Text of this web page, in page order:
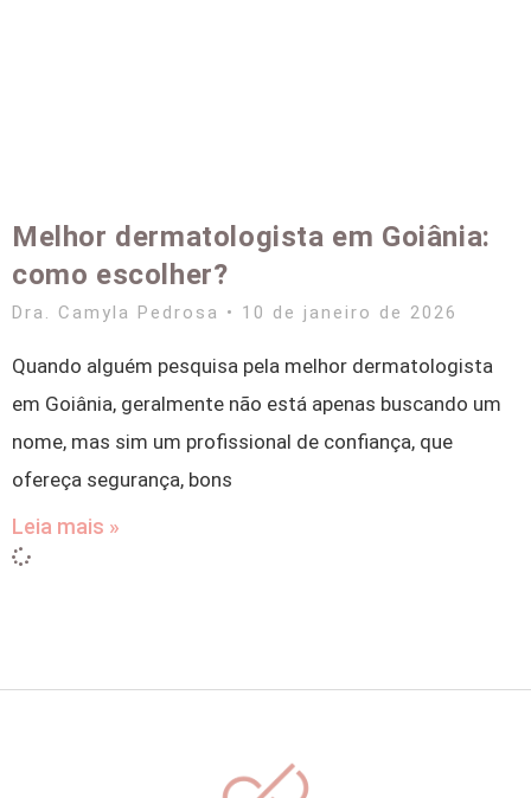
Melhor dermatologista em Goiânia:
como escolher?
Dra. Camyla Pedrosa 10 de janeiro de 2026
Quando alguém pesquisa pela melhor dermatologista
em Goiânia, geralmente não está apenas buscando um
nome, mas sim um profissional de confiança, que
ofereça segurança, bons
Leia mais »